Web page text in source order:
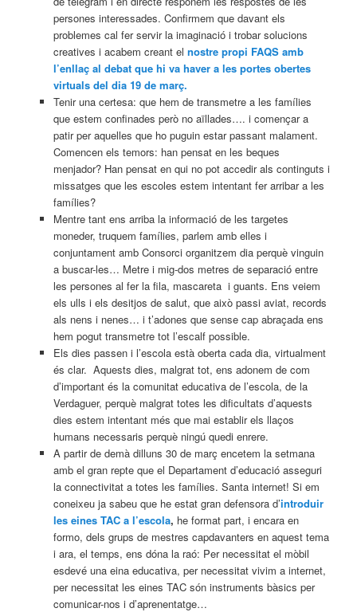
persones interessades. Confirmem que davant els
problemes cal fer servir la imaginació i trobar solucions
creatives i acabem creant el nostre propi FAQS amb
l’enllaç al debat que hi va haver a les portes obertes
virtuals del dia 19 de març.
Tenir una certesa: que hem de transmetre a les famílies
que estem confinades però no aïllades…. i començar a
patir per aquelles que ho puguin estar passant malament.
Comencen els temors: han pensat en les beques
menjador? Han pensat en qui no pot accedir als continguts i
missatges que les escoles estem intentant fer arribar a les
famílies?
Mentre tant ens arriba la informació de les targetes
moneder, truquem famílies, parlem amb elles i
conjuntament amb Consorci organitzem dia perquè vinguin
a buscar-les… Metre i mig-dos metres de separació entre
les persones al fer la fila, mascareta i guants. Ens veiem
els ulls i els desitjos de salut, que això passi aviat, records
als nens i nenes… i t’adones que sense cap abraçada ens
hem pogut transmetre tot l’escalf possible.
Els dies passen i l’escola està oberta cada dia, virtualment
és clar. Aquests dies, malgrat tot, ens adonem de com
d’important és la comunitat educativa de l’escola, de la
Verdaguer, perquè malgrat totes les dificultats d’aquests
dies estem intentant més que mai establir els llaços
humans necessaris perquè ningú quedi enrere.
A partir de demà dilluns 30 de març encetem la setmana
amb el gran repte que el Departament d’educació asseguri
la connectivitat a totes les famílies. Santa internet! Si em
coneixeu ja sabeu que he estat gran defensora d’introduir
les eines TAC a l’escola, he format part, i encara en
formo, dels grups de mestres capdavanters en aquest tema
i ara, el temps, ens dóna la raó: Per necessitat el mòbil
esdevé una eina educativa, per necessitat vivim a internet,
per necessitat les eines TAC són instruments bàsics per
comunicar-nos i d’aprenentatge…